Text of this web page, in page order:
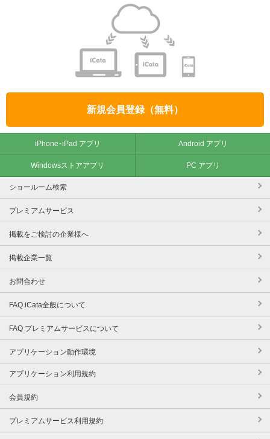
新規会員登録（無料）
iPhone･iPad アプリ Android アプリ
Windowsストアアプリ PC アプリ
ショールーム検索
プレミアムサービス
掲載をご検討の企業様へ
掲載企業一覧
お問合わせ
FAQ iCata全般について
FAQ プレミアムサービスについて
アプリケーション動作環境
アプリケーション利用規約
会員規約
プレミアムサービス利用規約